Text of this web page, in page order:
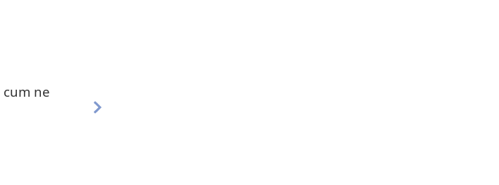
cum ne